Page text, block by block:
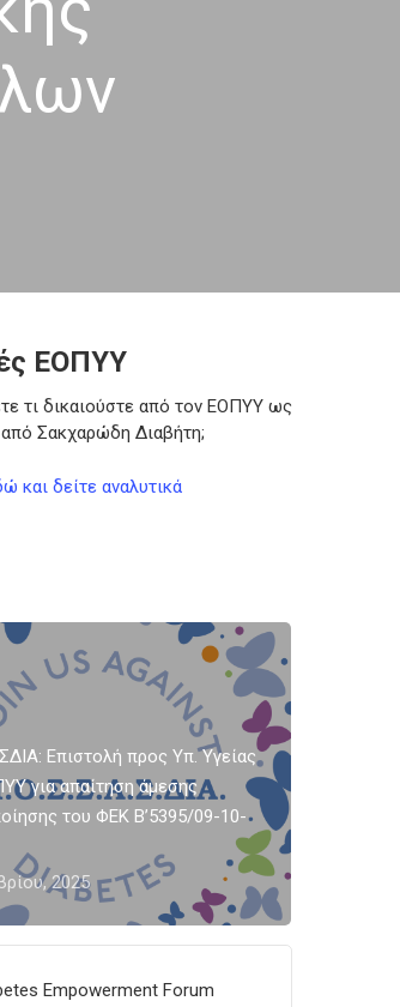
ΕΟΠΥΥ
τι δικαιούστε από τον ΕΟΠΥΥ ως
Σακχαρώδη Διαβήτη;
και δείτε αναλυτικά
Επιστολή προς Υπ. Υγείας
για απαίτηση άμεσης
του ΦΕΚ Β’5395/09-10-
2025
Empowerment Forum